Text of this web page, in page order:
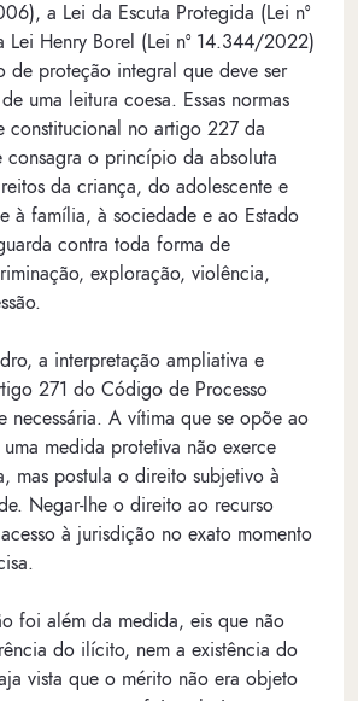
a Lei da Escuta Protegida (Lei nº
Lei Henry Borel (Lei nº 14.344/2022)
de proteção integral que deve ser
uma leitura coesa. Essas normas
constitucional no artigo 227 da
consagra o princípio da absoluta
da criança, do adolescente e
à família, à sociedade e ao Estado
contra toda forma de
exploração, violência,
a interpretação ampliativa e
271 do Código de Processo
necessária. A vítima que se opõe ao
medida protetiva não exerce
mas postula o direito subjetivo à
Negar-lhe o direito ao recurso
à jurisdição no exato momento
foi além da medida, eis que não
do ilícito, nem a existência do
vista que o mérito não era objeto